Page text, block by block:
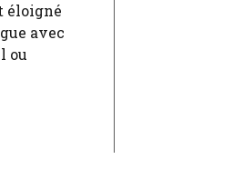
éloigné
avec
ou